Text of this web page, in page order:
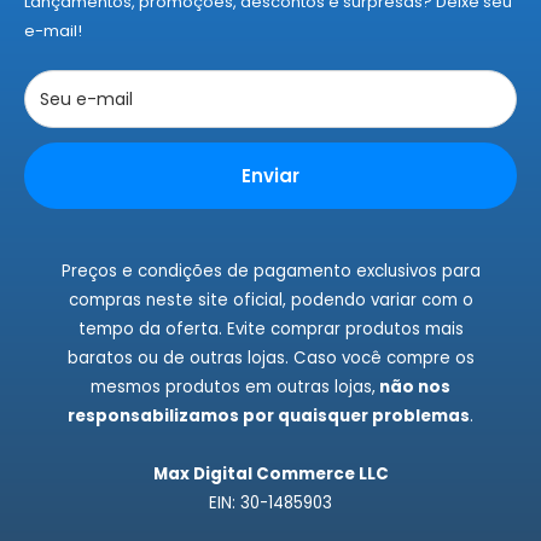
Políticas de Privacidade
Trocas e Devoluções
Rastrear Pedidos
e-mail!
Seu e-mail
Enviar
Preços e condições de pagamento exclusivos para
compras neste site oficial, podendo variar com o
tempo da oferta. Evite comprar produtos mais
baratos ou de outras lojas. Caso você compre os
mesmos produtos em outras lojas, não nos
responsabilizamos por quaisquer problemas.
Max Digital Commerce LLC
EIN: 30-1485903